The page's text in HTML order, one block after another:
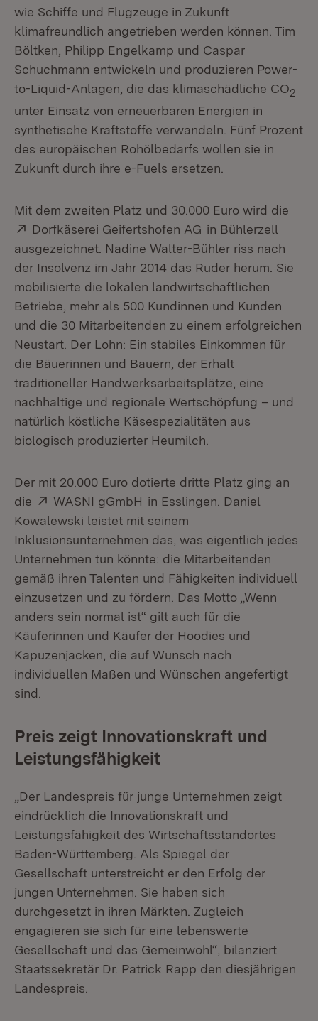
wie Schiffe und Flugzeuge in Zukunft
klimafreundlich angetrieben werden können. Tim
Böltken, Philipp Engelkamp und Caspar
Schuchmann entwickeln und produzieren Power-
to-Liquid-Anlagen, die das klimaschädliche CO2
unter Einsatz von erneuerbaren Energien in
synthetische Kraftstoffe verwandeln. Fünf Prozent
des europäischen Rohölbedarfs wollen sie in
Zukunft durch ihre e-Fuels ersetzen.
Mit dem zweiten Platz und 30.000 Euro wird die
Extern:
Dorfkäserei Geifertshofen AG (Öffnet in neuem
in Bühlerzell
ausgezeichnet. Nadine Walter-Bühler riss nach
der Insolvenz im Jahr 2014 das Ruder herum. Sie
mobilisierte die lokalen landwirtschaftlichen
Betriebe, mehr als 500 Kundinnen und Kunden
und die 30 Mitarbeitenden zu einem erfolgreichen
Neustart. Der Lohn: Ein stabiles Einkommen für
die Bäuerinnen und Bauern, der Erhalt
traditioneller Handwerksarbeitsplätze, eine
nachhaltige und regionale Wertschöpfung – und
natürlich köstliche Käsespezialitäten aus
biologisch produzierter Heumilch.
Der mit 20.000 Euro dotierte dritte Platz ging an
die
Extern:
WASNI gGmbH (Öffnet in neuem Fenster)
in Esslingen. Daniel
Kowalewski leistet mit seinem
Inklusionsunternehmen das, was eigentlich jedes
Unternehmen tun könnte: die Mitarbeitenden
gemäß ihren Talenten und Fähigkeiten individuell
einzusetzen und zu fördern. Das Motto „Wenn
anders sein normal ist“ gilt auch für die
Käuferinnen und Käufer der Hoodies und
Kapuzenjacken, die auf Wunsch nach
individuellen Maßen und Wünschen angefertigt
sind.
Preis zeigt Innovationskraft und
Leistungsfähigkeit
„Der Landespreis für junge Unternehmen zeigt
eindrücklich die Innovationskraft und
Leistungsfähigkeit des Wirtschaftsstandortes
Baden-Württemberg. Als Spiegel der
Gesellschaft unterstreicht er den Erfolg der
jungen Unternehmen. Sie haben sich
durchgesetzt in ihren Märkten. Zugleich
engagieren sie sich für eine lebenswerte
Gesellschaft und das Gemeinwohl“, bilanziert
Staatssekretär Dr. Patrick Rapp den diesjährigen
Landespreis.